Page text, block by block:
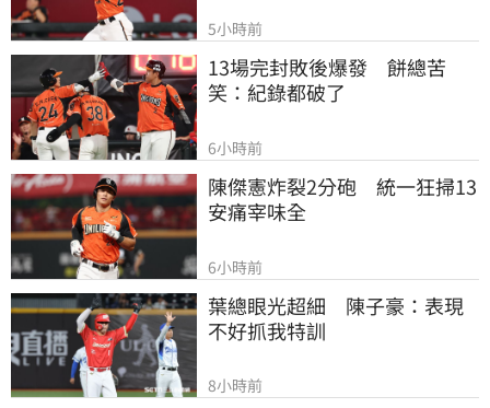
5小時前
13場完封敗後爆發　餅總苦
笑：紀錄都破了
6小時前
陳傑憲炸裂2分砲　統一狂掃13
安痛宰味全
6小時前
葉總眼光超細　陳子豪：表現
不好抓我特訓
8小時前